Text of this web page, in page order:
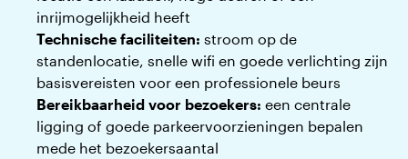
inrijmogelijkheid heeft
Technische faciliteiten: stroom op de
standenlocatie, snelle wifi en goede verlichting zijn
basisvereisten voor een professionele beurs
Bereikbaarheid voor bezoekers: een centrale
ligging of goede parkeervoorzieningen bepalen
mede het bezoekersaantal